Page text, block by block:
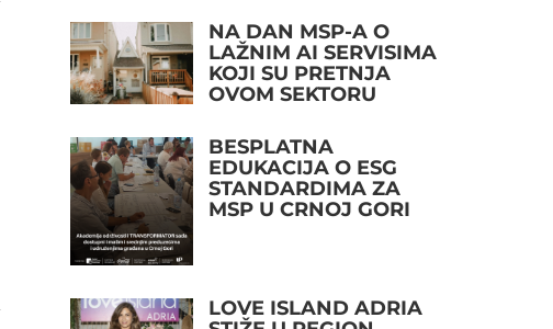
NA DAN MSP-A O
LAŽNIM AI SERVISIMA
KOJI SU PRETNJA
OVOM SEKTORU
BESPLATNA
EDUKACIJA O ESG
STANDARDIMA ZA
MSP U CRNOJ GORI
LOVE ISLAND ADRIA